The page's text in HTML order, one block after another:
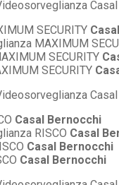
SECURITY
MAXIMUM
SECURITY
SECURITY
Casal Bernocchi
RISCO Casal
Casal Bernocchi
Casal Bernocchi